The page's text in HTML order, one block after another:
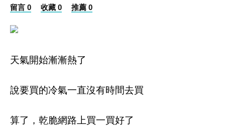
留言 0 收藏 0 推薦 0
天氣開始漸漸熱了
說要買的冷氣一直沒有時間去買
算了，乾脆網路上買一買好了